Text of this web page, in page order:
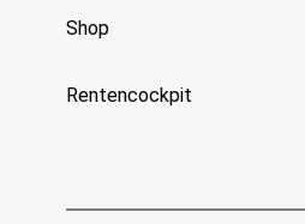
Shop
Rentencockpit